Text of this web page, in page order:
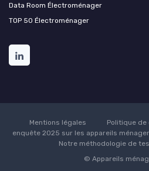
Data Room Électroménager
TOP 50 Électroménager
Mentions légales Politique
enquête 2025 sur les appareils
Notre méthodologie de
© Appareils